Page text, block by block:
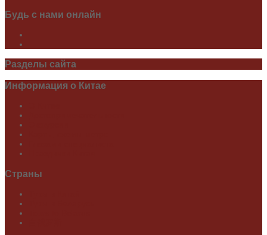
Будь с нами онлайн
Разделы сайта
Информация о Китае
Страны